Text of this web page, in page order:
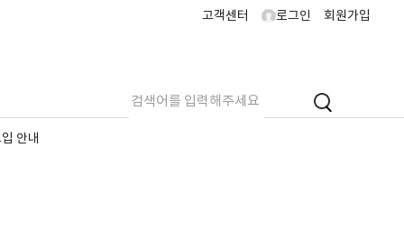
고객센터 로그인 회원가입